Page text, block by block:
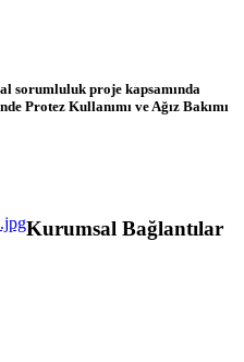
sorumluluk proje kapsamında
Protez Kullanımı ve Ağız Bakımı
Kurumsal Bağlantılar